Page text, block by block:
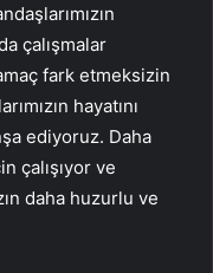
çalışmalar
fark etmeksizin
hayatını
ediyoruz. Daha
çalışıyor ve
daha huzurlu ve